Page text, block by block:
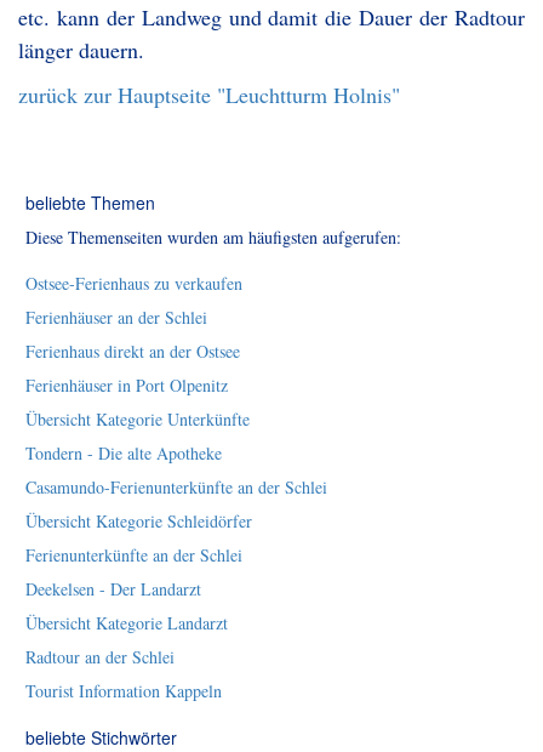
etc. kann der Landweg und damit die Dauer der Radtour
länger dauern.
zurück zur Hauptseite "Leuchtturm Holnis"
beliebte Themen
Diese Themenseiten wurden am häufigsten aufgerufen:
Ostsee-Ferienhaus zu verkaufen
Ferienhäuser an der Schlei
Ferienhaus direkt an der Ostsee
Ferienhäuser in Port Olpenitz
Übersicht Kategorie Unterkünfte
Tondern - Die alte Apotheke
Casamundo-Ferienunterkünfte an der Schlei
Übersicht Kategorie Schleidörfer
Ferienunterkünfte an der Schlei
Deekelsen - Der Landarzt
Übersicht Kategorie Landarzt
Radtour an der Schlei
Tourist Information Kappeln
beliebte Stichwörter